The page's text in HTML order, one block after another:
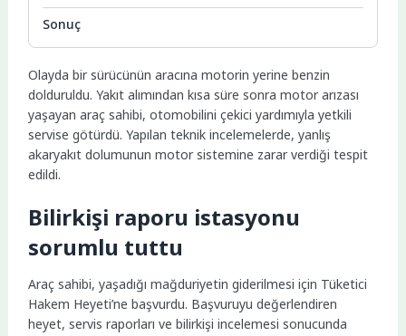
Sonuç
Olayda bir sürücünün aracına motorin yerine benzin
dolduruldu. Yakıt alımından kısa süre sonra motor arızası
yaşayan araç sahibi, otomobilini çekici yardımıyla yetkili
servise götürdü. Yapılan teknik incelemelerde, yanlış
akaryakıt dolumunun motor sistemine zarar verdiği tespit
edildi.
Bilirkişi raporu istasyonu
sorumlu tuttu
Araç sahibi, yaşadığı mağduriyetin giderilmesi için Tüketici
Hakem Heyeti’ne başvurdu. Başvuruyu değerlendiren
heyet, servis raporları ve bilirkişi incelemesi sonucunda